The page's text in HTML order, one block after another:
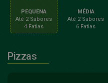
A partir
PEQUENA
Até 2 Sabores
4 Fatias
MÉDIA
Até 2 Sabores
6 Fatias
Pizzas